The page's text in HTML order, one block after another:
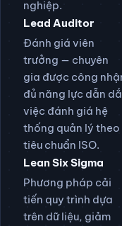
vận hành số với hơn
80 phân hệ nghiệp
vụ cho doanh
nghiệp.
Lead Auditor
Đánh giá viên
trưởng — chuyên
gia được công nhận
đủ năng lực dẫn dắt
việc đánh giá hệ
thống quản lý theo
tiêu chuẩn ISO.
Lean Six Sigma